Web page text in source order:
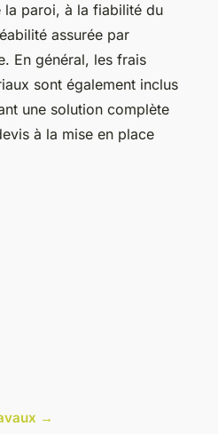
paroi, à la fiabilité du
assurée par
En général, les frais
sont également inclus
une solution complète
à la mise en place
→